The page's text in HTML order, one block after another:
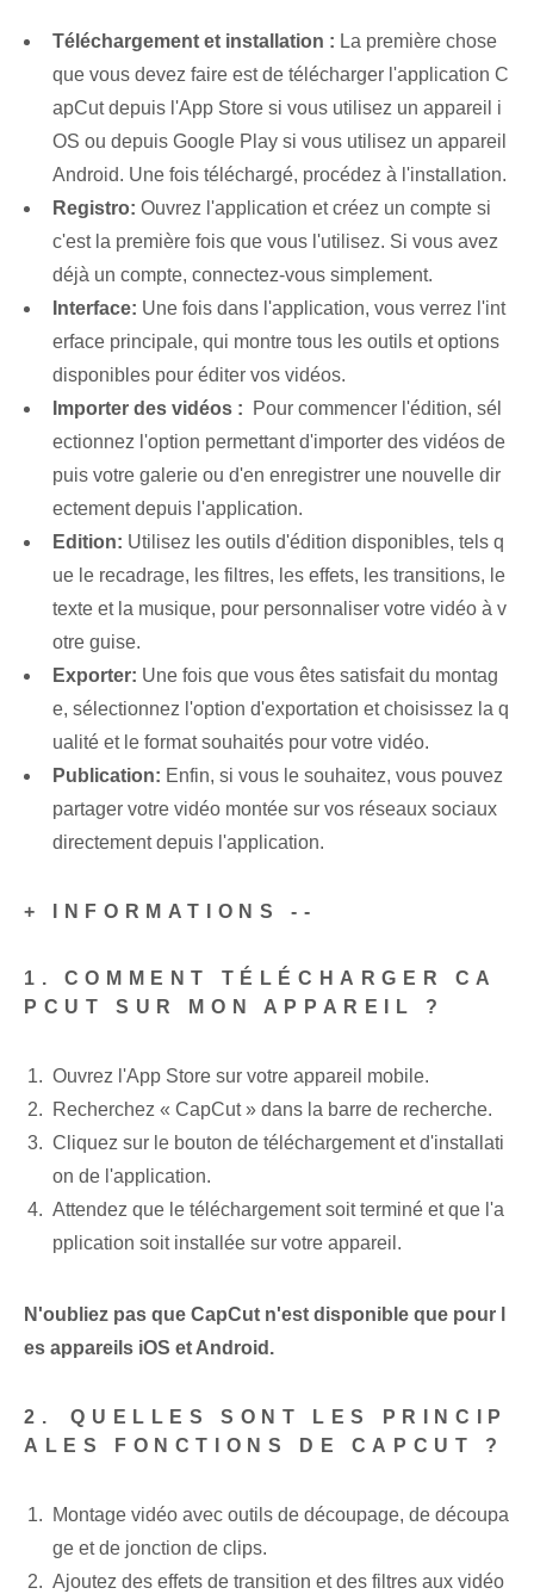
Téléchargement et installation : La première chose
que vous devez faire est de télécharger l'application C
apCut depuis l'App Store si vous utilisez un appareil i
OS ou depuis Google Play si vous utilisez un appareil
Android. Une fois téléchargé, procédez à l'installation.
Registro: Ouvrez l'application et créez un compte si
c'est la première fois que vous l'utilisez. Si vous avez
déjà un compte, connectez-vous simplement.
Interface: Une fois dans l'application, vous verrez l'int
erface principale, qui montre tous les outils et options
disponibles pour éditer vos vidéos.
Importer des vidéos : ⁣ Pour commencer l'édition, sél
ectionnez l'option permettant d'‌importer‍ des vidéos de
puis votre galerie ou d'en enregistrer une nouvelle dir
ectement⁤ depuis l'application.
Edition: ‌Utilisez les outils d'édition disponibles, tels q
ue le recadrage, les filtres, les effets, les transitions, le
texte et la musique, pour personnaliser votre vidéo à v
otre guise.
Exporter: Une fois que vous êtes satisfait du montag
e, sélectionnez l'option d'exportation et choisissez la q
ualité et le format souhaités pour votre vidéo.
Publication: Enfin, si vous le souhaitez, vous pouvez
partager votre vidéo montée sur vos réseaux sociaux
directement depuis l'application.
+ INFORMATIONS --
1. COMMENT TÉLÉCHARGER CA
PCUT SUR MON APPAREIL ?
Ouvrez l'App Store sur votre appareil mobile.
Recherchez « CapCut »⁤ dans la barre de recherche.
Cliquez sur le bouton de téléchargement et d'installati
on de l'application.
Attendez que le téléchargement soit terminé et que l'a
pplication soit installée sur votre appareil.
N'oubliez pas que CapCut n'est⁢ disponible⁢ que pour l
es appareils ⁤iOS⁤ et Android.
2. ⁤QUELLES SONT LES PRINCIP
ALES FONCTIONS DE CAPCUT ?
Montage vidéo avec outils de découpage, de découpa
ge et de jonction de clips.
Ajoutez des effets de transition‌ et des filtres‌ aux vidéo